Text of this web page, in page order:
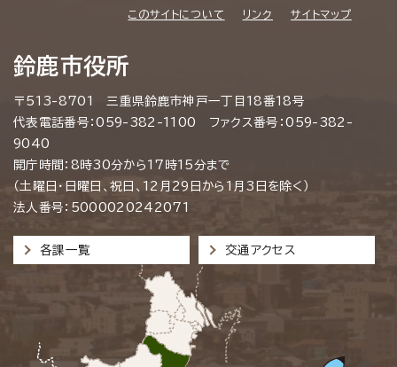
このサイトについて リンク サイトマップ
鈴鹿市役所
〒513-8701 三重県鈴鹿市神戸一丁目18番18号
代表電話番号：059-382-1100 ファクス番号：059-382-
9040
開庁時間：8時30分から17時15分まで
（土曜日・日曜日、祝日、12月29日から1月3日を除く）
法人番号：5000020242071
各課一覧 交通アクセス